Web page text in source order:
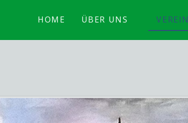
HOME ÜBER UNS VEREIN